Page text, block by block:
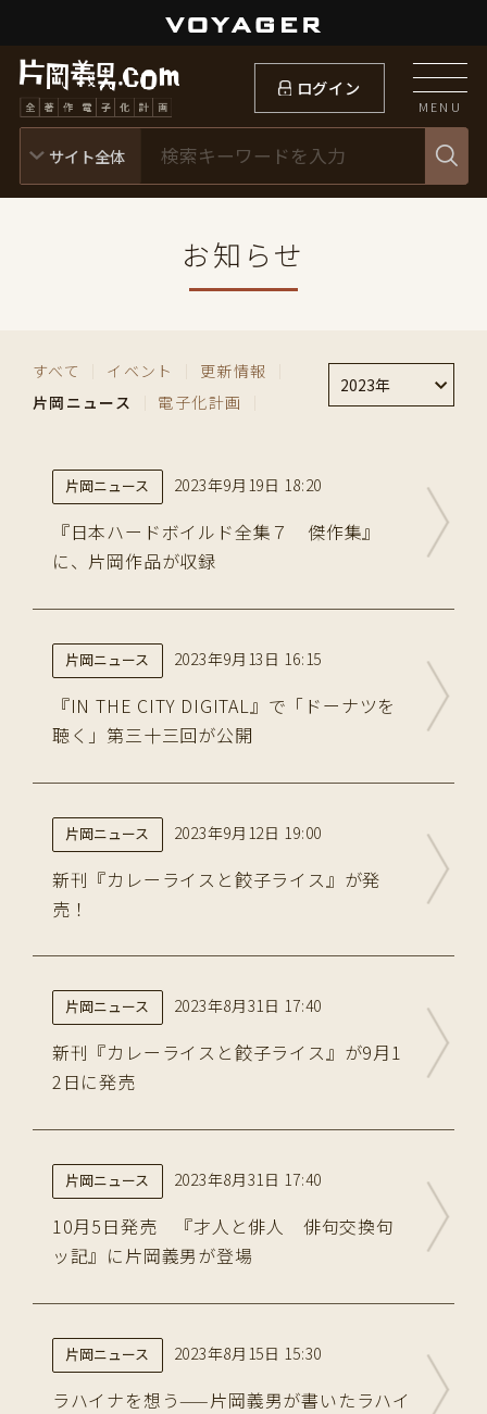
ログイン
MENU
お知らせ
すべて イベント 更新情報
片岡ニュース
電子化計画
2023年
片岡ニュース 2023年9月19日 18:20
『日本ハードボイルド全集７ 傑作集』
に、片岡作品が収録
片岡ニュース 2023年9月13日 16:15
『IN THE CITY DIGITAL』で「ドーナツを
聴く」第三十三回が公開
片岡ニュース 2023年9月12日 19:00
新刊『カレーライスと餃子ライス』が発
売！
片岡ニュース 2023年8月31日 17:40
新刊『カレーライスと餃子ライス』が9月1
2日に発売
片岡ニュース 2023年8月31日 17:40
10月5日発売 『才人と俳人 俳句交換句
ッ記』に片岡義男が登場
片岡ニュース 2023年8月15日 15:30
ラハイナを想う——片岡義男が書いたラハイ